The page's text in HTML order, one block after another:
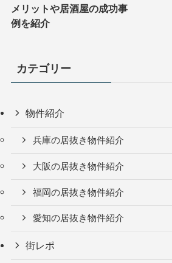
メリットや居酒屋の成功事
例を紹介
カテゴリー
物件紹介
兵庫の居抜き物件紹介
大阪の居抜き物件紹介
福岡の居抜き物件紹介
愛知の居抜き物件紹介
街レポ